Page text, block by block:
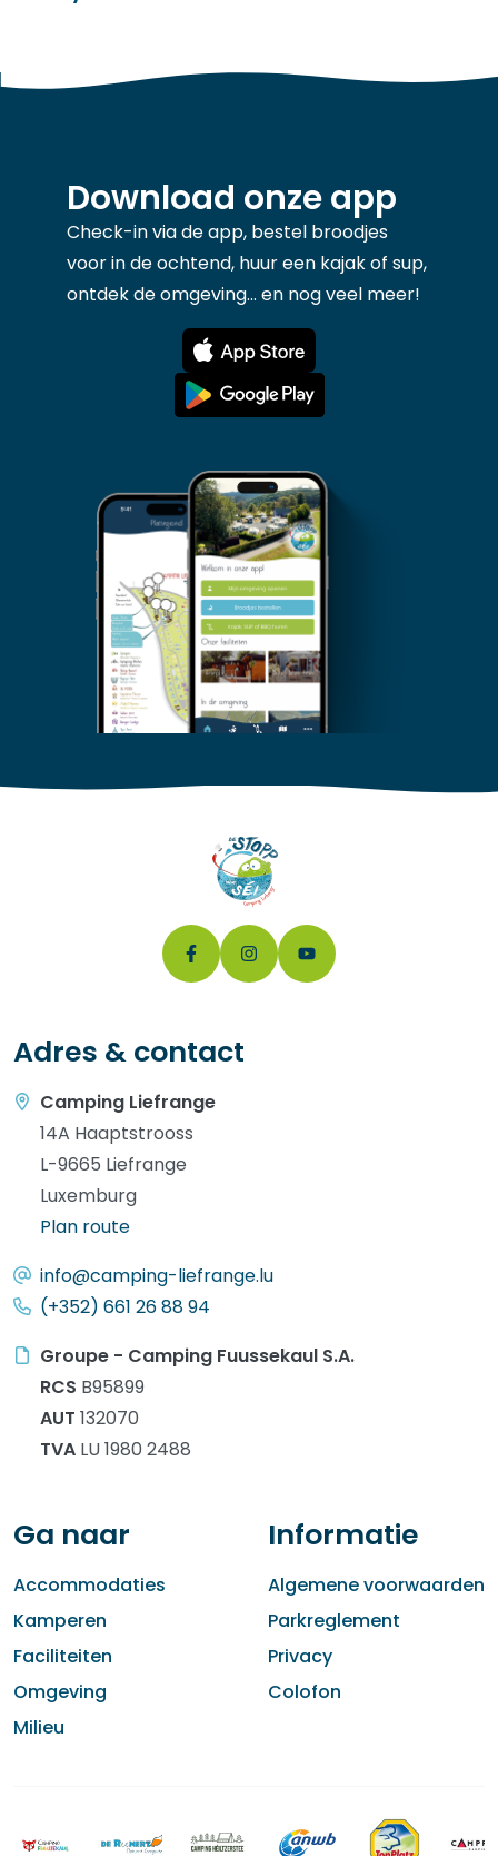
Download onze app
Check-in via de app, bestel broodjes
voor in de ochtend, huur een kajak of sup,
ontdek de omgeving... en nog veel meer!
Adres & contact
Camping Liefrange
14A Haaptstrooss
L-9665 Liefrange
Luxemburg
Plan route
info@camping-liefrange.lu
(+352) 661 26 88 94
Groupe - Camping Fuussekaul S.A.
RCS B95899
AUT 132070
TVA LU 1980 2488
Ga naar
Accommodaties
Kamperen
Faciliteiten
Omgeving
Milieu
Informatie
Algemene voorwaarden
Parkreglement
Privacy
Colofon